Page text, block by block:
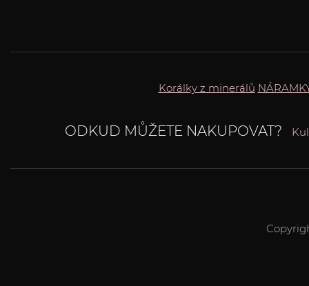
Korálky z minerálů
ODKUD MŮŽETE NAKUPOVAT?